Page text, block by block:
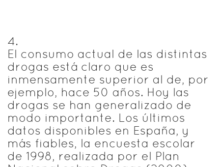
4.
El consumo actual de las distintas
drogas está claro que es
inmensamente superior al de, por
ejemplo, hace 50 años. Hoy las
drogas se han generalizado de
modo importante. Los últimos
datos disponibles en España, y
más fiables, la encuesta escolar
de 1998, realizada por el Plan